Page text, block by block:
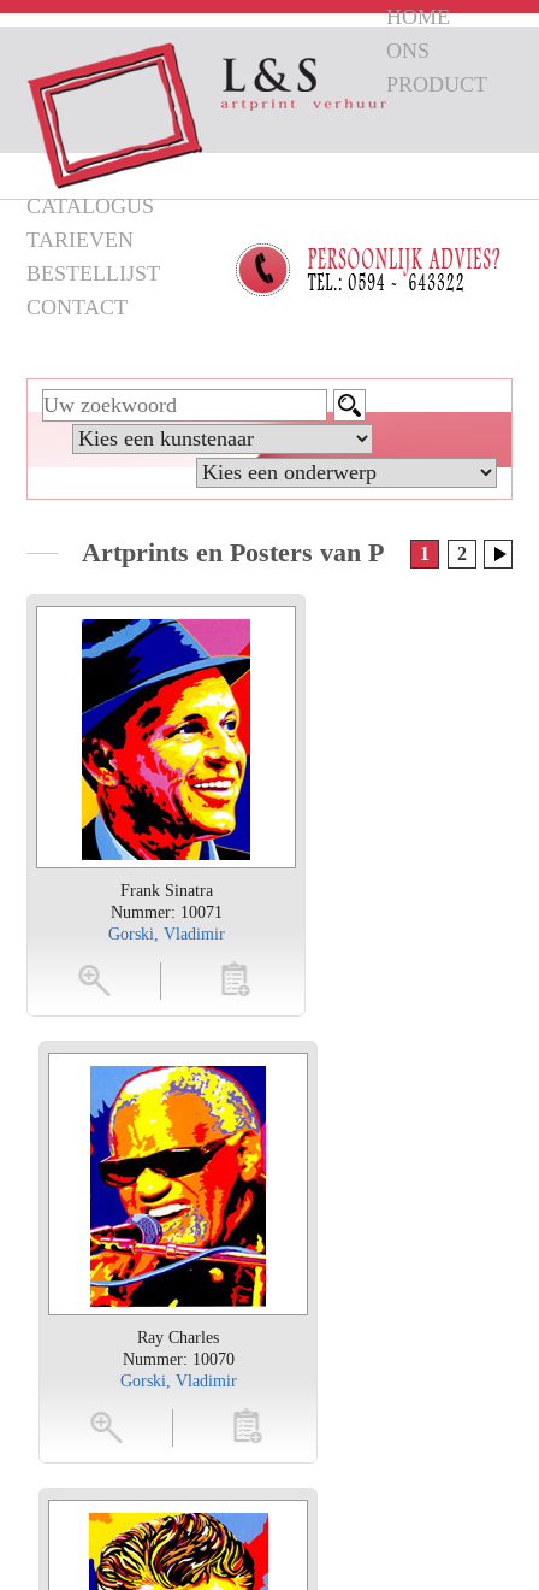
HOME
ONS
PRODUCT
CATALOGUS
TARIEVEN
BESTELLIJST
CONTACT
Artprints en Posters van Pop Art
1 2
Frank Sinatra
Nummer: 10071
Gorski, Vladimir
toevoegen
Ray Charles
Nummer: 10070
Gorski, Vladimir
toevoegen